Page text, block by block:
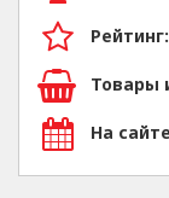
Рейтинг:
Товары
На